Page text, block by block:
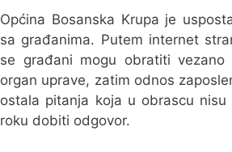
Općina Bosanska Krupa je
sa građanima. Putem internet
se građani mogu obratiti
organ uprave, zatim odnos
ostala pitanja koja u obrascu
roku dobiti odgovor.